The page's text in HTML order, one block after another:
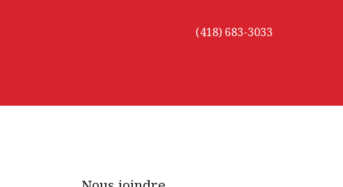
(418) 683-3033